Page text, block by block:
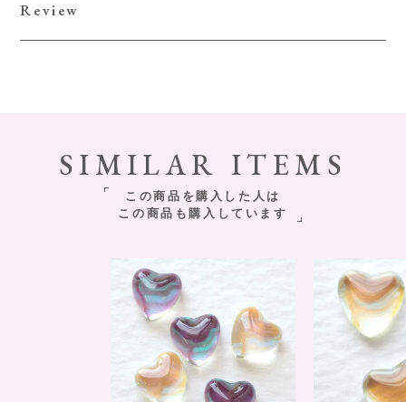
Review
SIMILAR ITEMS
この商品を購入した人は
この商品も購入しています